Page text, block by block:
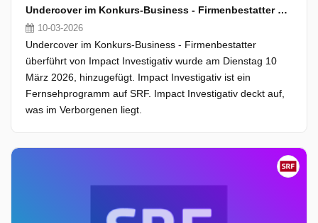
Undercover im Konkurs-Business - Firmenbestatter überführt
10-03-2026
Undercover im Konkurs-Business - Firmenbestatter
überführt von Impact Investigativ wurde am Dienstag 10
März 2026, hinzugefügt. Impact Investigativ ist ein
Fernsehprogramm auf SRF. Impact Investigativ deckt auf,
was im Verborgenen liegt.